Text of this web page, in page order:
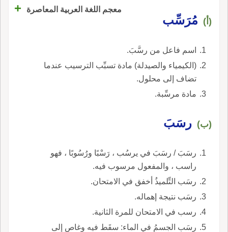
معجم اللغة العربية المعاصرة +
(أ) مُرَسِّب
اسم فاعل من رسَّبَ.
(الكيمياء والصيدلة) مادة تسبِّب الترسيب عندما
تضاف إلى محلول.
مادة مرسِّبة.
(ب) رسَبَ
رسَبَ / رسَبَ في يرسُب ، رَسْبًا ورُسُوبًا ، فهو
راسب ، والمفعول مرسوب فيه.
رسَب التِّلميذُ أخفق في الامتحان.
رسَب نتيجة إهماله.
رسب في الامتحان للمرة الثانية.
رسَب الجسمُ في الماء: سقَط فيه وغاص إلى